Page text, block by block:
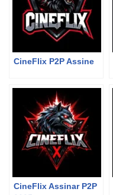
CineFlix P2P Assine
CineFlix Assinar P2P